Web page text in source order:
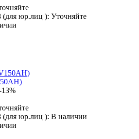
(для юр.лиц ): Уточняйте
13%
(для юр.лиц ): В наличии